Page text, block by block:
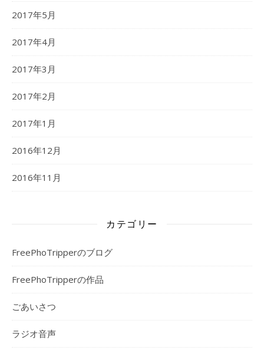
2017年5月
2017年4月
2017年3月
2017年2月
2017年1月
2016年12月
2016年11月
カテゴリー
FreePhoTripperのブログ
FreePhoTripperの作品
ごあいさつ
ラジオ音声